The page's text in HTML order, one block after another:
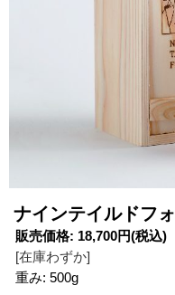
ナインテイルドフ
販売価格: 18,700円(税込)
[在庫わずか]
重み: 500g